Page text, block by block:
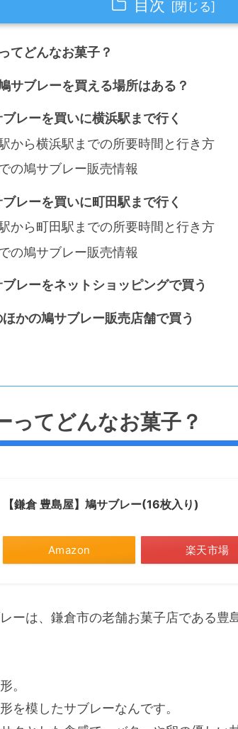
目次
てどんなお菓子？
サブレーを買える場所はある？
レーを買いに横浜駅まで行く
から横浜駅までの所要時間と行き方
の鳩サブレー販売情報
レーを買いに町田駅まで行く
から町田駅までの所要時間と行き方
の鳩サブレー販売情報
レーをネットショッピングで買う
かの鳩サブレー販売店舗で買う
ってどんなお菓子？
【鎌倉 豊島屋】鳩サブレー(16枚入り)
Amazon 楽天市場
ーは、鎌倉市の老舗お菓子店である豊
。
を模したサブレーなんです。